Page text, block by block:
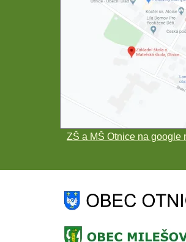
ZŠ a MŠ Otnice na google